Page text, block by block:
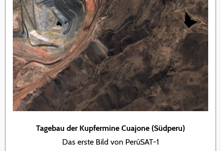
Tagebau der Kupfermine Cuajone (Südperu)
Das erste Bild von PerúSAT-1